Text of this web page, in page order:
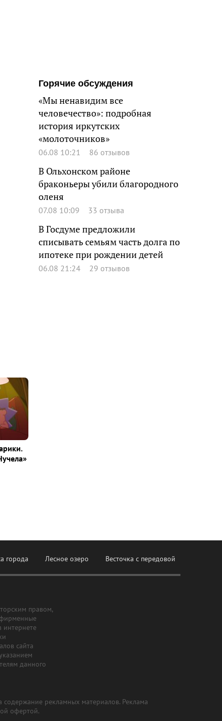
Горячие обсуждения
«Мы ненавидим все
человечество»: подробная
история иркутских
«молоточников»
06.08 10:21 86 отзывов
В Ольхонском районе
браконьеры убили благородного
оленя
07.08 10:09 33 отзыва
В Госдуме предложили
списывать семьям часть долга по
ипотеке при рождении детей
06.08 21:24 29 отзывов
города Лесное озеро Весточка с передовой
правом,
интернете
сайта
данного
содержание рекламных материалов. Реклама
офертой.